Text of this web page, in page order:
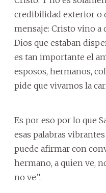
credibilidad exterior o
mensaje: Cristo vino a
Dios que estaban
es tan importante el
esposos, hermanos,
pide que vivamos la
Es por eso por lo que
esas palabras
puede afirmar con
hermano, a quien ve,
no ve”.